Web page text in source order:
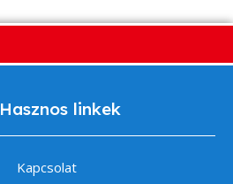
Hasznos linkek
Kapcsolat